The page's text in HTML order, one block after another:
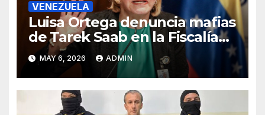
VENEZUELA
Luisa Ortega denuncia mafias
de Tarek Saab en la Fiscalía
de Venezuela
MAY 6, 2026 ADMIN